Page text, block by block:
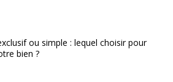
ou simple : lequel choisir pour
bien ?